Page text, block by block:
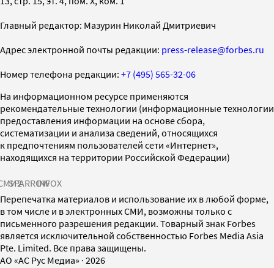
Главный редактор: Мазурин Николай Дмитриевич
Адрес электронной почты редакции: press-release@forbes.ru
Номер телефона редакции: +7 (495) 565-32-06
На информационном ресурсе применяются
рекомендательные технологии (информационные технологии
предоставления информации на основе сбора,
систематизации и анализа сведений, относящихся
к предпочтениям пользователей сети «Интернет»,
находящихся на территории Российской Федерации)
SPARROWINFOX
Перепечатка материалов и использование их в любой форме,
в том числе и в электронных СМИ, возможны только с
письменного разрешения редакции. Товарный знак Forbes
является исключительной собственностью Forbes Media Asia
Pte. Limited. Все права защищены.
AO «АС Рус Медиа» · 2026